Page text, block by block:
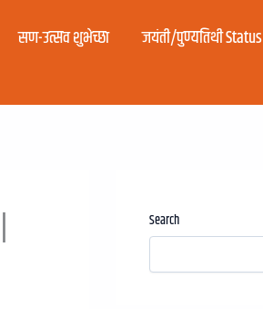
सण-उत्सव शुभेच्छा जयंती/पुण्यतिथी Status
Search